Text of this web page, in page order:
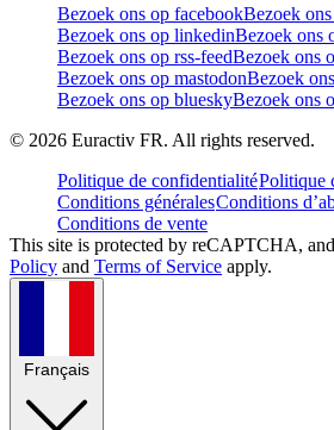
Bezoek ons op facebookBezoek
Bezoek ons op linkedinBezoek ons
Bezoek ons op rss-feedBezoek ons
Bezoek ons op mastodonBezoek
Bezoek ons op blueskyBezoek ons
© 2026 Euractiv FR. All rights reserved.
Politique de confidentialitéPolitique
Conditions généralesConditions
Conditions de vente
This site is protected by reCAPTCHA,
Policy and Terms of Service apply.
Français